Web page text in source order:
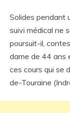
Solides pendant
suivi médical ne
poursuit-il,
dame de 44 ans
ces cours qui se
de-Touraine